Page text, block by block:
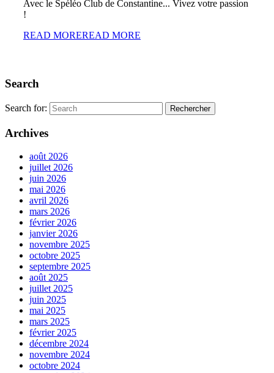
Avec le Spéléo Club de Constantine... Vivez votre passion
!
READ MOREREAD MORE
Search
Search for:
Archives
août 2026
juillet 2026
juin 2026
mai 2026
avril 2026
mars 2026
février 2026
janvier 2026
novembre 2025
octobre 2025
septembre 2025
août 2025
juillet 2025
juin 2025
mai 2025
mars 2025
février 2025
décembre 2024
novembre 2024
octobre 2024